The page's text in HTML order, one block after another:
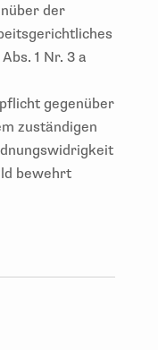
der
1 Nr. 3 a
gegenüber
zuständigen
bewehrt